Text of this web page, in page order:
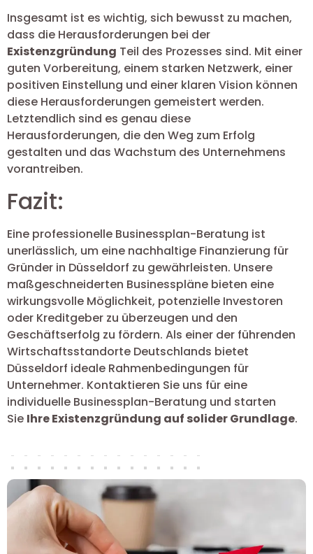
Insgesamt ist es wichtig, sich bewusst zu machen,
dass die Herausforderungen bei der
Existenzgründung Teil des Prozesses sind. Mit einer
guten Vorbereitung, einem starken Netzwerk, einer
positiven Einstellung und einer klaren Vision können
diese Herausforderungen gemeistert werden.
Letztendlich sind es genau diese
Herausforderungen, die den Weg zum Erfolg
gestalten und das Wachstum des Unternehmens
vorantreiben.
Fazit:
Eine professionelle Businessplan-Beratung ist
unerlässlich, um eine nachhaltige Finanzierung für
Gründer in Düsseldorf zu gewährleisten. Unsere
maßgeschneiderten Businesspläne bieten eine
wirkungsvolle Möglichkeit, potenzielle Investoren
oder Kreditgeber zu überzeugen und den
Geschäftserfolg zu fördern. Als einer der führenden
Wirtschaftsstandorte Deutschlands bietet
Düsseldorf ideale Rahmenbedingungen für
Unternehmer. Kontaktieren Sie uns für eine
individuelle Businessplan-Beratung und starten
Sie Ihre Existenzgründung auf solider Grundlage.